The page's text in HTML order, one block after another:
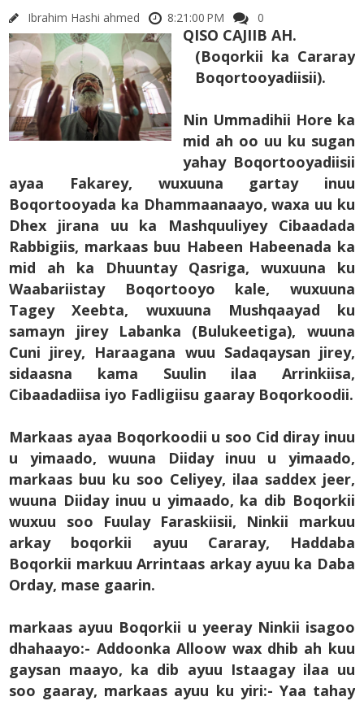
Ibrahim Hashi ahmed 8:21:00 PM 0
QISO CAJIIB AH.
(Boqorkii ka Cararay
Boqortooyadiisii).
Nin Ummadihii Hore ka
mid ah oo uu ku sugan
yahay Boqortooyadiisii
ayaa Fakarey, wuxuuna gartay inuu
Boqortooyada ka Dhammaanaayo, waxa uu ku
Dhex jirana uu ka Mashquuliyey Cibaadada
Rabbigiis, markaas buu Habeen Habeenada ka
mid ah ka Dhuuntay Qasriga, wuxuuna ku
Waabariistay Boqortooyo kale, wuxuuna
Tagey Xeebta, wuxuuna Mushqaayad ku
samayn jirey Labanka (Bulukeetiga), wuuna
Cuni jirey, Haraagana wuu Sadaqaysan jirey,
sidaasna kama Suulin ilaa Arrinkiisa,
Cibaadadiisa iyo Fadligiisu gaaray Boqorkoodii.
Markaas ayaa Boqorkoodii u soo Cid diray inuu
u yimaado, wuuna Diiday inuu u yimaado,
markaas buu ku soo Celiyey, ilaa saddex jeer,
wuuna Diiday inuu u yimaado, ka dib Boqorkii
wuxuu soo Fuulay Faraskiisii, Ninkii markuu
arkay boqorkii ayuu Cararay, Haddaba
Boqorkii markuu Arrintaas arkay ayuu ka Daba
Orday, mase gaarin.
markaas ayuu Boqorkii u yeeray Ninkii isagoo
dhahaayo:- Addoonka Alloow wax dhib ah kuu
gaysan maayo, ka dib ayuu Istaagay ilaa uu
soo gaaray, markaas ayuu ku yiri:- Yaa tahay